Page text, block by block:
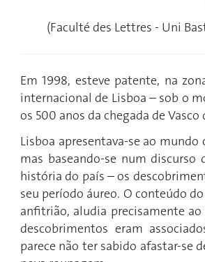
(Faculté des Lettres - Uni
Em 1998, esteve patente, na
internacional de Lisboa – sob o
os 500 anos da chegada de Vasco
Lisboa apresentava-se ao
mas baseando-se num
história do país – os
seu período áureo. O conteúdo
anfitrião, aludia precisamente
descobrimentos eram
parece não ter sabido afastar-se